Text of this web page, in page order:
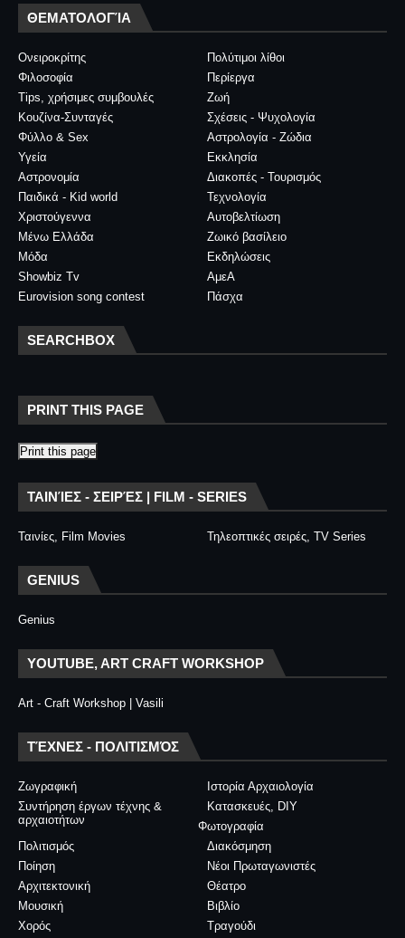
ΘΕΜΑΤΟΛΟΓΊΑ
Ονειροκρίτης
Πολύτιμοι λίθοι
Φιλοσοφία
Περίεργα
Tips, χρήσιμες συμβουλές
Ζωή
Κουζίνα-Συνταγές
Σχέσεις - Ψυχολογία
Φύλλο & Sex
Αστρολογία - Ζώδια
Υγεία
Εκκλησία
Αστρονομία
Διακοπές - Τουρισμός
Παιδικά - Kid world
Τεχνολογία
Χριστούγεννα
Αυτοβελτίωση
Μένω Ελλάδα
Ζωικό βασίλειο
Μόδα
Εκδηλώσεις
Showbiz Tv
ΑμεΑ
Eurovision song contest
Πάσχα
SEARCHBOX
PRINT THIS PAGE
Print this page
ΤΑΙΝΊΕΣ - ΣΕΙΡΈΣ | FILM - SERIES
Ταινίες, Film Movies Τηλεοπτικές σειρές, TV Series
GENIUS
Genius
YOUTUBE, ART CRAFT WORKSHOP
Art - Craft Workshop | Vasili
ΤΈΧΝΕΣ - ΠΟΛΙΤΙΣΜΌΣ
Ζωγραφική
Ιστορία Αρχαιολογία
Συντήρηση έργων τέχνης &
αρχαιοτήτων
Κατασκευές, DIY
Φωτογραφία
Διακόσμηση
Πολιτισμός
Νέοι Πρωταγωνιστές
Ποίηση
Θέατρο
Αρχιτεκτονική
Βιβλίο
Μουσική
Τραγούδι
Χορός